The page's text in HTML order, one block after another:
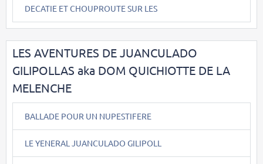
DECATIE ET CHOUPROUTE SUR LES
LES AVENTURES DE JUANCULADO
GILIPOLLAS aka DOM QUICHIOTTE DE LA
MELENCHE
BALLADE POUR UN NUPESTIFERE
LE YENERAL JUANCULADO GILIPOLL